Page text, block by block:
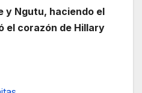
y Ngutu, haciendo el
el corazón de Hillary